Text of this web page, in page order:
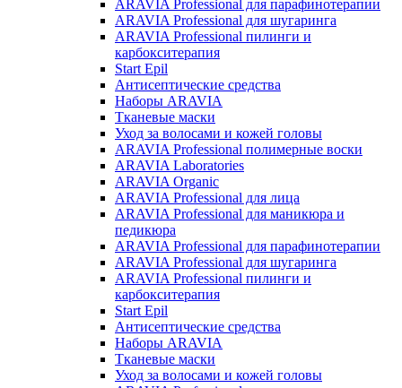
ARAVIA Professional для парафинотерапии
ARAVIA Professional для шугаринга
ARAVIA Professional пилинги и
карбокситерапия
Start Epil
Антисептические средства
Наборы ARAVIA
Тканевые маски
Уход за волосами и кожей головы
ARAVIA Professional полимерные воски
ARAVIA Laboratories
ARAVIA Organic
ARAVIA Professional для лица
ARAVIA Professional для маникюра и
педикюра
ARAVIA Professional для парафинотерапии
ARAVIA Professional для шугаринга
ARAVIA Professional пилинги и
карбокситерапия
Start Epil
Антисептические средства
Наборы ARAVIA
Тканевые маски
Уход за волосами и кожей головы